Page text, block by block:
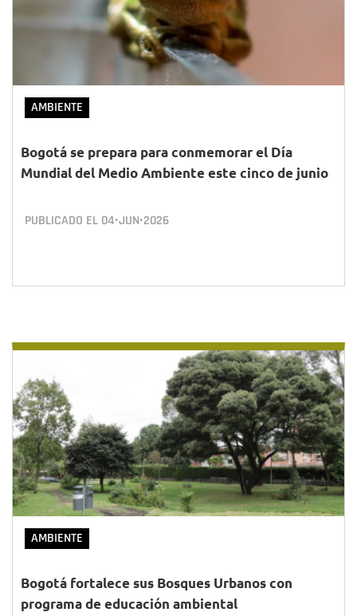
AMBIENTE
Bogotá se prepara para conmemorar el Día
Mundial del Medio Ambiente este cinco de junio
PUBLICADO EL 04•JUN•2026
AMBIENTE
Bogotá fortalece sus Bosques Urbanos con
programa de educación ambiental